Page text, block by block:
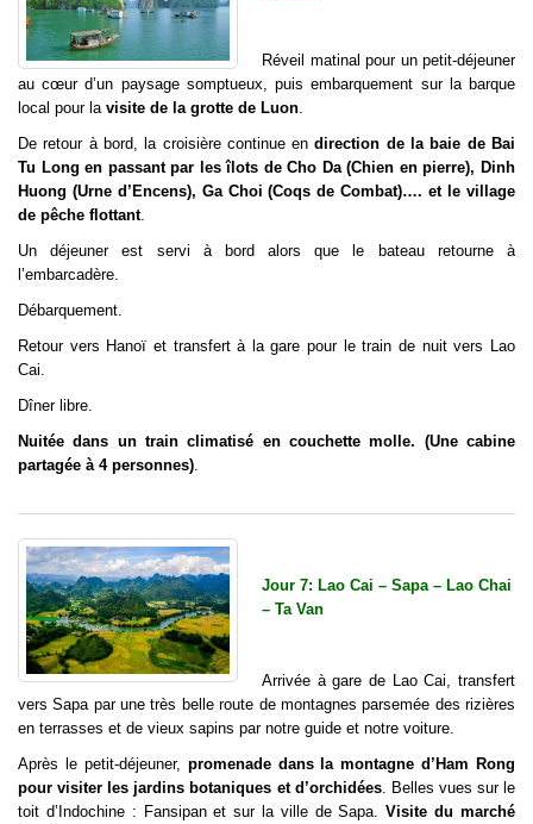
Réveil matinal pour un petit-déjeuner
au cœur d’un paysage somptueux, puis embarquement sur la barque
local pour la visite de la grotte de Luon
De retour à bord, la croisière continue endirection de la baie de Bai
Tu Long en passant par les îlots de Cho Da (Chien en pierre), Dinh
Huong (Urne d’Encens), Ga Choi (Coqs de Combat)…. et le village
de pêche flottant.
Un déjeuner est servi à bord alors que le bateau retourne à
l’embarcadère.
Débarquement.
Retour vers Hanoï et transfert à la gare pour le train de nuit vers Lao
Cai.
Dîner libre.
Nuitée dans un train climatisé en couchette molle. (Une cabine
partagée à 4 personnes)
Jour 7: Lao Cai – Sapa – Lao Chai
– Ta Van
Arrivée à gare de Lao Cai, transfert
vers Sapa par une très belle route de montagnes parsemée des rizières
en terrasses et de vieux sapins par notre guide et notre voiture.
Après le petit-déjeuner, promenade dans la montagne d’Ham Rong
pour visiter les jardins botaniques et d’orchidées. Belles vues sur le
toit d’Indochine : Fansipan et sur la ville de Sapa.Visite du marché